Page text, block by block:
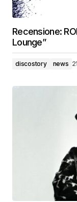
Recensione:
Lounge”
discostory news